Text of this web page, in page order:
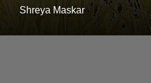
Shreya Maskar